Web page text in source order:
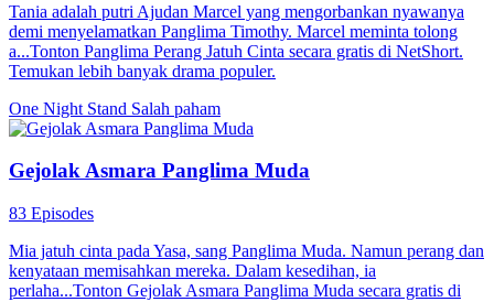
Tania adalah putri Ajudan Marcel yang mengorbankan nyawanya
demi menyelamatkan Panglima Timothy. Marcel meminta tolong
a...Tonton Panglima Perang Jatuh Cinta secara gratis di NetShort.
Temukan lebih banyak drama populer.
One Night Stand Salah paham
Gejolak Asmara Panglima Muda
83 Episodes
Mia jatuh cinta pada Yasa, sang Panglima Muda. Namun perang dan
kenyataan memisahkan mereka. Dalam kesedihan, ia
perlaha...Tonton Gejolak Asmara Panglima Muda secara gratis di